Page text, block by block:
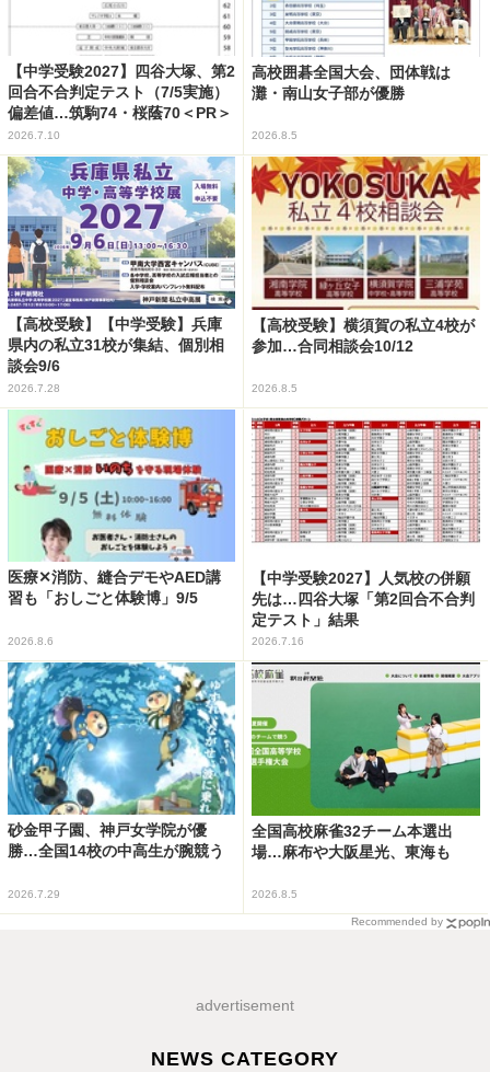
【中学受験2027】四谷大塚、第2
回合不合判定テスト（7/5実施）
偏差値…筑駒74・桜蔭70＜PR＞
2026.7.10
高校囲碁全国大会、団体戦は
灘・南山女子部が優勝
2026.8.5
【高校受験】【中学受験】兵庫
県内の私立31校が集結、個別相
談会9/6
2026.7.28
【高校受験】横須賀の私立4校が
参加…合同相談会10/12
2026.8.5
医療✕消防、縫合デモやAED講
習も「おしごと体験博」9/5
2026.8.6
【中学受験2027】人気校の併願
先は…四谷大塚「第2回合不合判
定テスト」結果
2026.7.16
砂金甲子園、神戸女学院が優
勝…全国14校の中高生が腕競う
2026.7.29
全国高校麻雀32チーム本選出
場…麻布や大阪星光、東海も
2026.8.5
Recommended by
advertisement
NEWS CATEGORY